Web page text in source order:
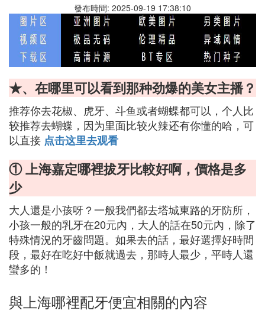
發布時間: 2025-09-19 17:38:10
★、在哪里可以看到那种劲爆的美女主播？
推荐你去花椒、虎牙、斗鱼或者蝴蝶都可以，个人比
较推荐去蝴蝶，因为里面比较火辣还有你懂的哈，可
以直接 点击这里去观看
① 上海嘉定哪裡拔牙比較好啊，價格是多
少
大人還是小孩呀？一般我們都去塔城東路的牙防所，
小孩一般的乳牙在20元內，大人的話在50元內，除了
特殊情況的牙齒問題。如果去的話，最好選擇好時間
段，最好在吃好中飯就過去，那時人最少，平時人還
蠻多的！
與上海哪裡配牙便宜相關的內容